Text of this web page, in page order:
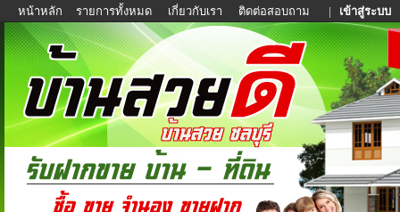
หน้าหลัก รายการทั้งหมด เกี่ยวกับเรา ติดต่อสอบถาม | เข้าสู่ระบบ